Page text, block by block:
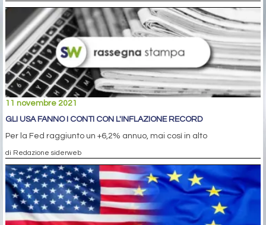
11 novembre 2021
GLI USA FANNO I CONTI CON L'INFLAZIONE RECORD
Per la Fed raggiunto un +6,2% annuo, mai così in alto
di Redazione siderweb